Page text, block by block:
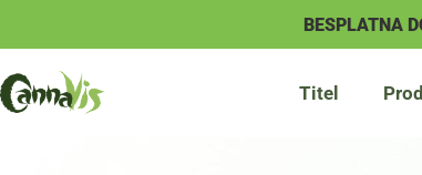
BESPLATNA
Titel